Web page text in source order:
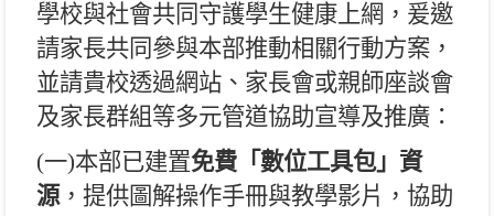
學校與社會共同守護學生健康上網，爰邀
請家長共同參與本部推動相關行動方案，
並請貴校透過網站、家長會或親師座談會
及家長群組等多元管道協助宣導及推廣：
(一)本部已建置免費「數位工具包」資
源，提供圖解操作手冊與教學影片，協助